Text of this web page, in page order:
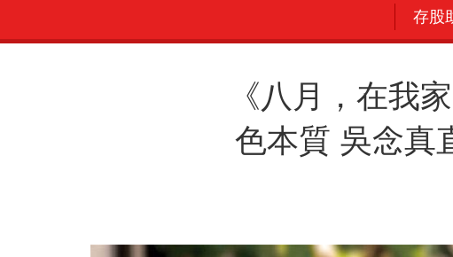
存股
《八月，在我
色本質 吳念真